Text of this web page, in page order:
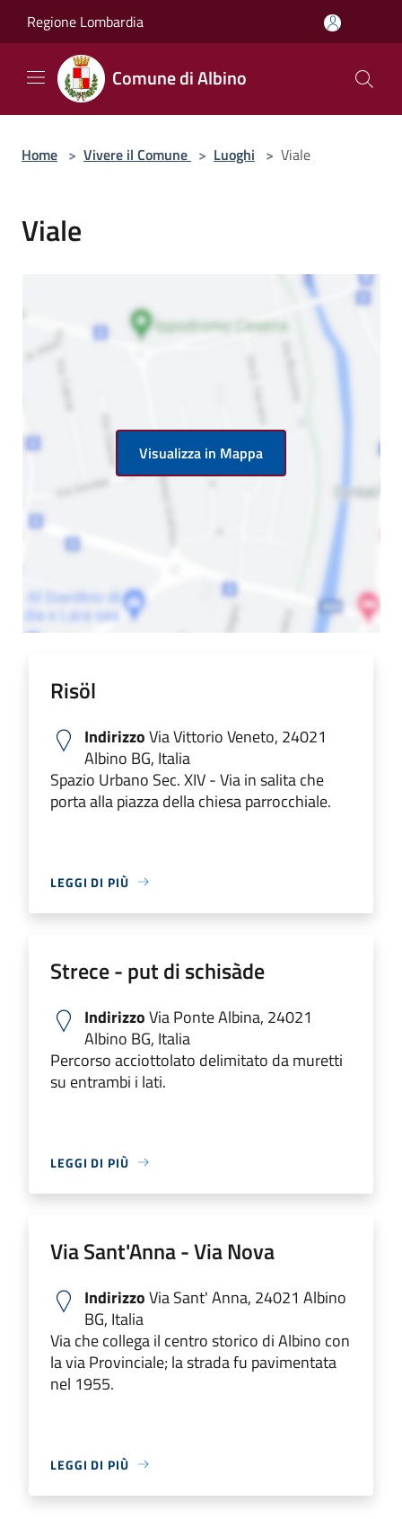
Regione Lombardia
Comune di Albino
Home > Vivere il Comune > Luoghi > Viale
Viale
Visualizza in Mappa
Risöl
IndirizzoVia Vittorio Veneto, 24021
Albino BG, Italia
Spazio Urbano Sec. XIV - Via in salita che
porta alla piazza della chiesa parrocchiale.
LEGGI DI PIÙ
Strece - put di schisàde
IndirizzoVia Ponte Albina, 24021
Albino BG, Italia
Percorso acciottolato delimitato da muretti
su entrambi i lati.
LEGGI DI PIÙ
Via Sant'Anna - Via Nova
IndirizzoVia Sant' Anna, 24021 Albino
BG, Italia
Via che collega il centro storico di Albino con
la via Provinciale; la strada fu pavimentata
nel 1955.
LEGGI DI PIÙ